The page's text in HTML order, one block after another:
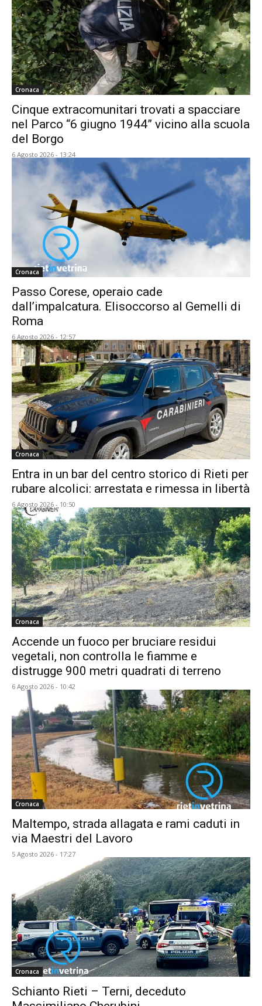
Cronaca
Cinque extracomunitari trovati a spacciare
nel Parco “6 giugno 1944” vicino alla scuola
del Borgo
6 Agosto 2026 - 13:24
Cronaca
Passo Corese, operaio cade
dall’impalcatura. Elisoccorso al Gemelli di
Roma
6 Agosto 2026 - 12:57
Cronaca
Entra in un bar del centro storico di Rieti per
rubare alcolici: arrestata e rimessa in libertà
6 Agosto 2026 - 10:50
Cronaca
Accende un fuoco per bruciare residui
vegetali, non controlla le fiamme e
distrugge 900 metri quadrati di terreno
6 Agosto 2026 - 10:42
Cronaca
Maltempo, strada allagata e rami caduti in
via Maestri del Lavoro
5 Agosto 2026 - 17:27
Cronaca
Schianto Rieti – Terni, deceduto